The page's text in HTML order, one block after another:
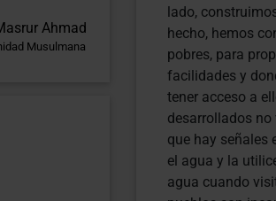
Ahmad
Musulmana
lado,
hecho, hemos
pobres, para
facilidades y
tener acceso a
desarrollados no
que hay señales
el agua y la
agua cuando